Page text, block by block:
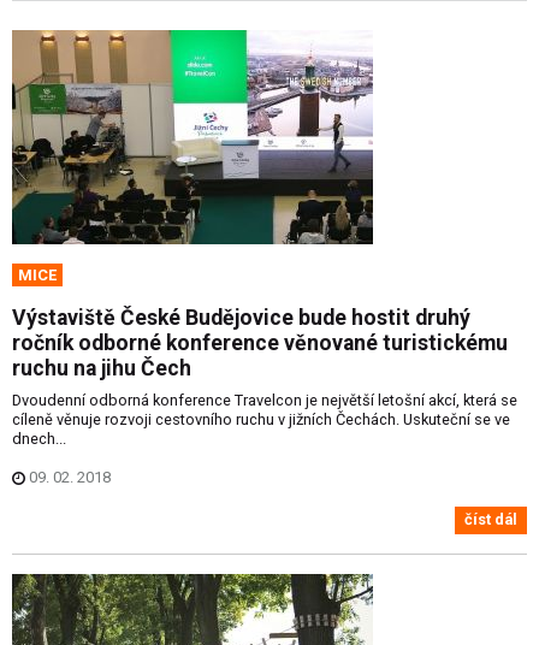
MICE
Výstaviště České Budějovice bude hostit druhý
ročník odborné konference věnované turistickému
ruchu na jihu Čech
Dvoudenní odborná konference Travelcon je největší letošní akcí, která se
cíleně věnuje rozvoji cestovního ruchu v jižních Čechách. Uskuteční se ve
dnech...
09. 02. 2018
číst dál